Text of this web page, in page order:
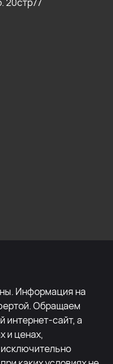
Информация на
Обращаем
интернет-сайт, а
и ценах,